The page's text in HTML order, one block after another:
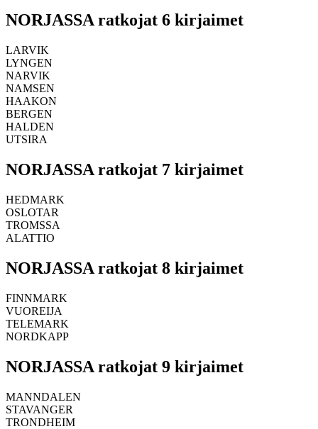
NORJASSA ratkojat 6 kirjaimet
LARVIK
LYNGEN
NARVIK
NAMSEN
HAAKON
BERGEN
HALDEN
UTSIRA
NORJASSA ratkojat 7 kirjaimet
HEDMARK
OSLOTAR
TROMSSA
ALATTIO
NORJASSA ratkojat 8 kirjaimet
FINNMARK
VUOREIJA
TELEMARK
NORDKAPP
NORJASSA ratkojat 9 kirjaimet
MANNDALEN
STAVANGER
TRONDHEIM